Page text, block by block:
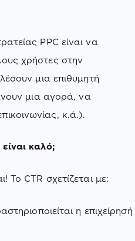
PPC είναι να
χρήστες στην
μια επιθυμητή
μια αγορά, να
κ.ά.).
καλό;
Το CTR σχετίζεται με:
η επιχείρησή